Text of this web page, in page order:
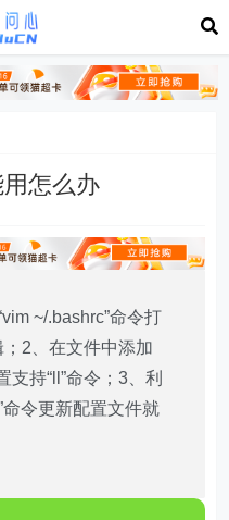
怎么办
~/.bashrc”命令打
2、在文件中添加
支持“ll”命令；3、利
命令更新配置文件就